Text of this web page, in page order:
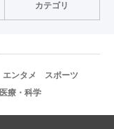
カテゴリ
エンタメ
スポーツ
医療・科学